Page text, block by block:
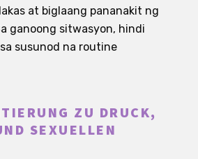
at biglaang pananakit ng
ganoong sitwasyon, hindi
susunod na routine
ZU DRUCK,
SEXUELLEN